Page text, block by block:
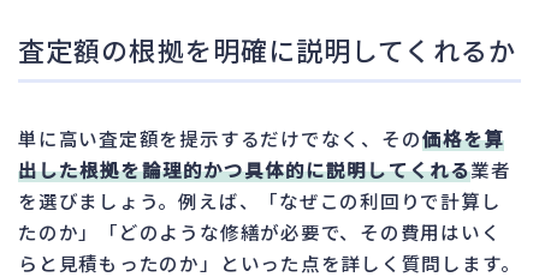
査定額の根拠を明確に説明してくれるか
単に高い査定額を提示するだけでなく、その価格を算
出した根拠を論理的かつ具体的に説明してくれる業者
を選びましょう。例えば、「なぜこの利回りで計算し
たのか」「どのような修繕が必要で、その費用はいく
らと見積もったのか」といった点を詳しく質問します。